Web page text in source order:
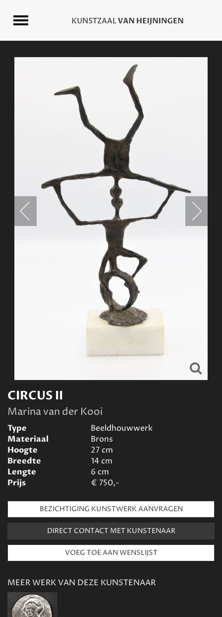
CIRCUS II
Marina van der Kooi
Type
Beeldhouwwerk
Materiaal
Brons
Hoogte
27cm
Breedte
14cm
Lengte
6 cm
Prijs
€ 750,-
BEZICHTIGING KUNSTWERK AANVRAGEN
DIRECT CONTACT MET KUNSTENAAR
MEER WERK VAN DEZE KUNSTENAAR